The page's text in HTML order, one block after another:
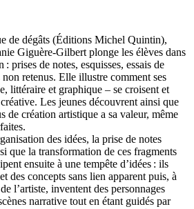
de dégâts (Éditions Michel Quintin),
Giguère-Gilbert plonge les élèves dans
prises de notes, esquisses, essais de
retenus. Elle illustre comment ses
littéraire et graphique – se croisent et
Les jeunes découvrent ainsi que
de création artistique a sa valeur, même
des idées, la prise de notes
que la transformation de ces fragments
ensuite à une tempête d’idées : ils
des concepts sans lien apparent puis, à
l’artiste, inventent des personnages
narrative tout en étant guidés par